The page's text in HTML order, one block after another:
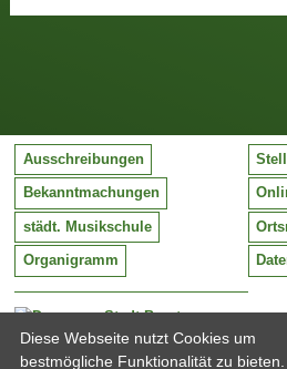
Stadt Barntrup
Mittelstraße 38
32683 Barntrup
Ausschreibungen
Bekanntmachungen
städt. Musikschule
Organigramm
Diese Webseite nutzt Cookies um
bestmögliche Funktionalität zu